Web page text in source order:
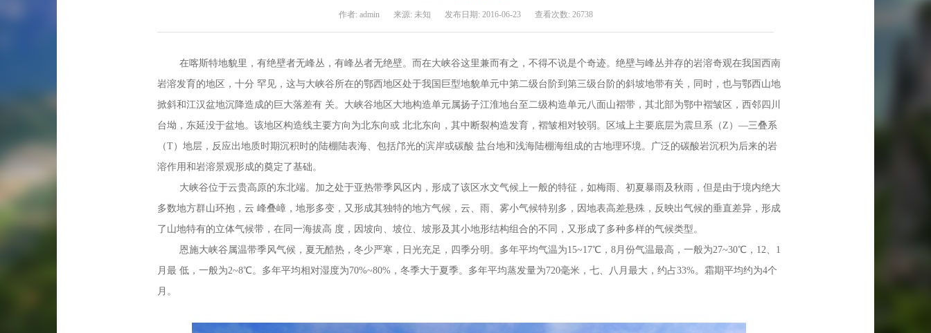
作者: admin 来源: 未知 发布日期: 2016-06-23 查看次数: 26738
在喀斯特地貌里，有绝壁者无峰丛，有峰丛者无绝壁。而在大峡谷这里兼而有之，不得不说是个奇迹。绝壁与峰丛并存的岩溶奇观在我国西南
岩溶发育的地区，十分 罕见，这与大峡谷所在的鄂西地区处于我国巨型地貌单元中第二级台阶到第三级台阶的斜坡地带有关，同时，也与鄂西山地
掀斜和江汉盆地沉降造成的巨大落差有 关。大峡谷地区大地构造单元属扬子江淮地台至二级构造单元八面山褶带，其北部为鄂中褶皱区，西邻四川
台坳，东延没于盆地。该地区构造线主要方向为北东向或 北北东向，其中断裂构造发育，褶皱相对较弱。区域上主要底层为震旦系（Z）—三叠系
（T）地层，反应出地质时期沉积时的陆棚陆表海、包括邝光的滨岸或碳酸 盐台地和浅海陆棚海组成的古地理环境。广泛的碳酸岩沉积为后来的岩
溶作用和岩溶景观形成的奠定了基础。
大峡谷位于云贵高原的东北端。加之处于亚热带季风区内，形成了该区水文气候上一般的特征，如梅雨、初夏暴雨及秋雨，但是由于境内绝大
多数地方群山环抱，云 峰叠嶂，地形多变，又形成其独特的地方气候，云、雨、雾小气候特别多，因地表高差悬殊，反映出气候的垂直差异，形成
了山地特有的立体气候带，在同一海拔高 度，因坡向、坡位、坡形及其小地形结构组合的不同，又形成了多种多样的气候类型。
恩施大峡谷属温带季风气候，夏无酷热，冬少严寒，日光充足，四季分明。多年平均气温为15~17℃，8月份气温最高，一般为27~30℃，12、1
月最 低，一般为2~8℃。多年平均相对湿度为70%~80%，冬季大于夏季。多年平均蒸发量为720毫米，七、八月最大，约占33%。霜期平均约为4个
月。